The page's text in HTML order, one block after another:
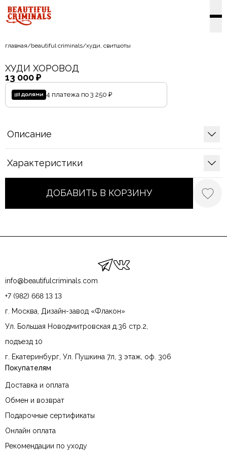
главная/beautiful criminals/худи, свитшоты
ХУДИ ХОРОВОД
13 000 ₽
4 платежа по 3 250 ₽
Описание
Характеристики
ДОБАВИТЬ В КОРЗИНУ
info@beautifulcriminals.com
+7 (982) 668 13 13
г. Москва, Дизайн-завод «Флакон»
Ул. Большая Новодмитровская д.36 стр.2,
подъезд 10
г. Екатеринбург, Ул. Пушкина 7л, 3 этаж, оф. 306
Покупателям
Доставка и оплата
Обмен и возврат
Подарочные сертификаты
Онлайн оплата
Рекомендации по уходу